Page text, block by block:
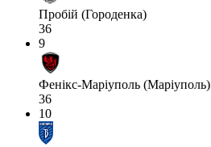
Пробій (Городенка)
36
9
Фенікс-Маріуполь (Маріуполь)
36
10